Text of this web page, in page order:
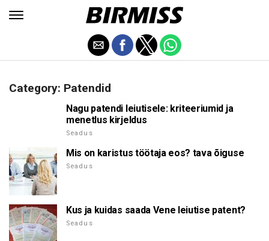
Category: Patendid
Nagu patendi leiutisele: kriteeriumid ja
menetlus kirjeldus
Seadus
Mis on karistus töötaja eos? tava õiguse
Seadus
Kus ja kuidas saada Vene leiutise patent?
Seadus